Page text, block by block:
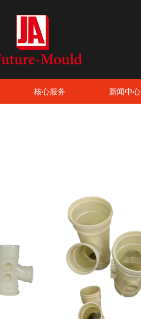
核心服务 新闻中心